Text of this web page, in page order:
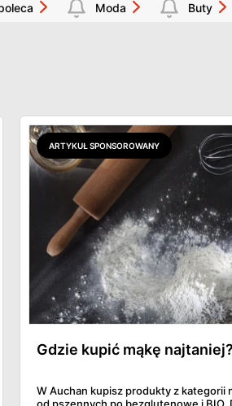
Moda Buty
ARTYKUŁ SPONSOROWANY
Gdzie kupić mąkę najtaniej?
W Auchan kupisz produkty z kategorii